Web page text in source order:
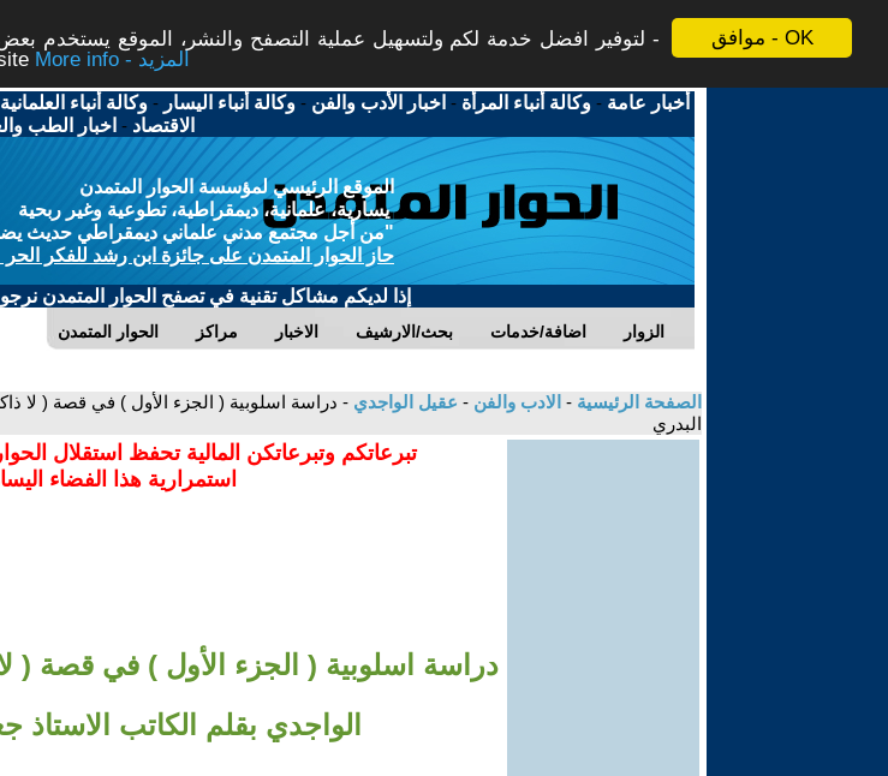
موافق - OK
لتوفير افضل خدمة لكم ولتسهيل عملية التصفح والنشر، الموقع يستخدم
More info - المزيد
أخبار عامة -وكالة أنباء المرأة - اخبار الأدب والفن -وكالة أنباء اليسار -وكالة أنباء العلمانية
الاقتصاد - اخبار الطب
الموقع الرئيسي لمؤسسة الحوار المتمدن
يسارية، علمانية، ديمقراطية، تطوعية وغير ربحية
"من أجل مجتمع مدني علماني ديمقراطي حديث يضمن
حاز الحوار المتمدن على جائزة ابن رشد للفكر الحر
إذا لديكم مشاكل تقنية في تصفح الحوار المتمدن نرجو
الحوار المتمدن مراكز الاخبار بحث/الارشيف اضافة/خدمات الزوار
الصفحة الرئيسية - الادب والفن - عقيل الواجدي - دراسة اسلوبية ( الجزء الأول ) في قصة ( لا
البدري
تبرعاتكم وتبرعاتكن المالية تحفظ استقلال
استمرارية هذا الفضاء
دراسة اسلوبية ( الجزء الأول ) في قصة (
الواجدي بقلم الكاتب الاستاذ